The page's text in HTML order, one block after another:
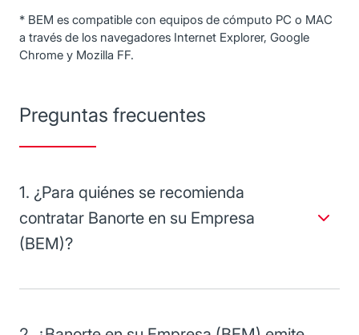
* BEM es compatible con equipos de cómputo PC o MAC
a través de los navegadores Internet Explorer, Google
Chrome y Mozilla FF.
Preguntas frecuentes
1. ¿Para quiénes se recomienda
contratar Banorte en su Empresa
(BEM)?